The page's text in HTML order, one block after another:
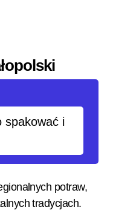
spakować i
potraw,
tradycjach.